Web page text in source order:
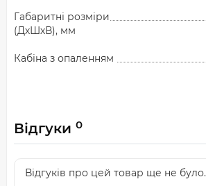
Габаритні розміри
(ДхШхВ), мм
Кабіна з опаленням
Відгуки 0
Відгуків про цей товар ще не було.